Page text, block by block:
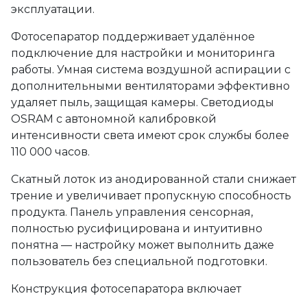
эксплуатации.
Фотосепаратор поддерживает удалённое
подключение для настройки и мониторинга
работы. Умная система воздушной аспирации с
дополнительными вентиляторами эффективно
удаляет пыль, защищая камеры. Светодиоды
OSRAM с автономной калибровкой
интенсивности света имеют срок службы более
110 000 часов.
Скатный лоток из анодированной стали снижает
трение и увеличивает пропускную способность
продукта. Панель управления сенсорная,
полностью русифицирована и интуитивно
понятна — настройку может выполнить даже
пользователь без специальной подготовки.
Конструкция фотосепаратора включает